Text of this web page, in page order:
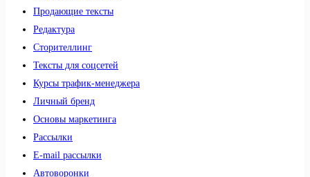
Продающие тексты
Редактура
Сторителлинг
Тексты для соцсетей
Курсы трафик-менеджера
Личный бренд
Основы маркетинга
Рассылки
E-mail рассылки
Автоворонки